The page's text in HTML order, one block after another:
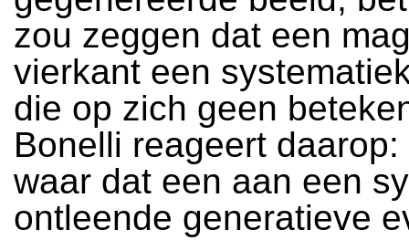
zou zeggen dat een
vierkant een
die op zich geen
Bonelli reageert daarop:
waar dat een aan een
ontleende generatieve